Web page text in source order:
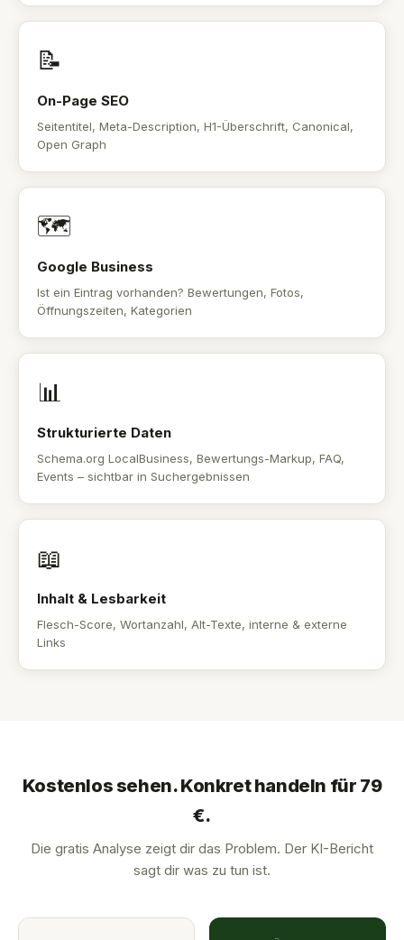
📝
On-Page SEO
Seitentitel, Meta-Description, H1-Überschrift, Canonical,
Open Graph
🗺️
Google Business
Ist ein Eintrag vorhanden? Bewertungen, Fotos,
Öffnungszeiten, Kategorien
📊
Strukturierte Daten
Schema.org LocalBusiness, Bewertungs-Markup, FAQ,
Events – sichtbar in Suchergebnissen
📖
Inhalt & Lesbarkeit
Flesch-Score, Wortanzahl, Alt-Texte, interne & externe
Links
Kostenlos sehen. Konkret handeln für 79
€.
Die gratis Analyse zeigt dir das Problem. Der KI-Bericht
sagt dir was zu tun ist.